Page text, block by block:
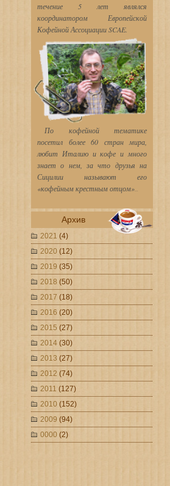
течение 5 лет являлся
координатором Европейской
Кофейной Ассоциации SCAE.
По кофейной тематике
посетил более 60 стран мира,
любит Италию и кофе и много
знает о нем, за что друзья на
Сицилии называют его
«кофейным крестным отцом»
Архив
2021 (4)
2020 (12)
2019 (35)
2018 (50)
2017 (18)
2016 (20)
2015 (27)
2014 (30)
2013 (27)
2012 (74)
2011 (127)
2010 (152)
2009 (94)
0000 (2)